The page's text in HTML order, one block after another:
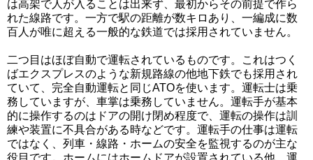
は高架で人が入ることは出来ず、最初からその前提で作ら
れた線路です。一方で駅の距離が数キロあり、一編成に数
百人が唯に超える一般的な鉄道では採用されていません。
二つ目はほぼ自動で運転されているものです。これはつく
ばエクスプレスのような新規路線の他地下鉄でも採用され
ていて、完全自動運転と同じATOを使います。運転士は乗
務していますが、車掌は乗務していません。運転手が基本
的に操作するのはドアの開け閉め程度で、運転の操作は訓
練や装置に不具合がある時などです。運転手の仕事は運転
ではなく、列車・線路・ホームの安全を監視するのが主な
役目です。ホームにはホームドアが設置されている他、運